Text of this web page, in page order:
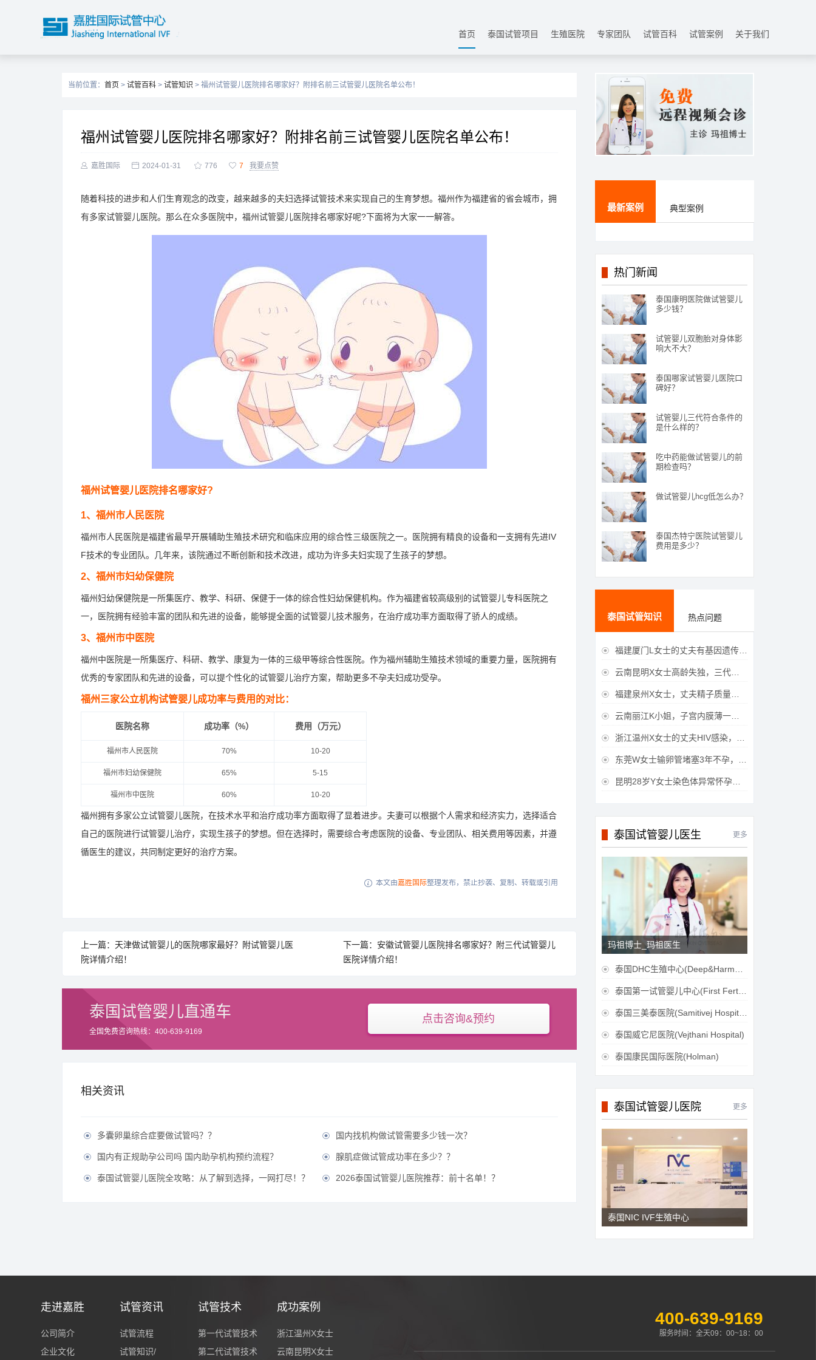
首页 泰国试管项目 生殖医院 专家团队 试管百科 试管案例 关于我们
当前位置： 首页 > 试管百科 > 试管知识 > 福州试管婴儿医院排名哪家好？附排名前三试管婴儿医院名单公布！
福州试管婴儿医院排名哪家好？附排名前三试管婴儿医院名单公布！
 嘉胜国际  2024-01-31  776  7 我要点赞
随着科技的进步和人们生育观念的改变，越来越多的夫妇选择试管技术来实现自己的生育梦想。福州作为福建省的省会城市，拥
有多家试管婴儿医院。那么在众多医院中，福州试管婴儿医院排名哪家好呢?下面将为大家一一解答。
福州试管婴儿医院排名哪家好?
1、福州市人民医院
福州市人民医院是福建省最早开展辅助生殖技术研究和临床应用的综合性三级医院之一。医院拥有精良的设备和一支拥有先进IV
F技术的专业团队。几年来，该院通过不断创新和技术改进，成功为许多夫妇实现了生孩子的梦想。
2、福州市妇幼保健院
福州妇幼保健院是一所集医疗、教学、科研、保健于一体的综合性妇幼保健机构。作为福建省较高级别的试管婴儿专科医院之
一，医院拥有经验丰富的团队和先进的设备，能够提全面的试管婴儿技术服务，在治疗成功率方面取得了骄人的成绩。
3、福州市中医院
福州中医院是一所集医疗、科研、教学、康复为一体的三级甲等综合性医院。作为福州辅助生殖技术领域的重要力量，医院拥有
优秀的专家团队和先进的设备，可以提个性化的试管婴儿治疗方案，帮助更多不孕夫妇成功受孕。
福州三家公立机构试管婴儿成功率与费用的对比：
医院名称 成功率（%） 费用（万元）
福州市人民医院 70% 10-20
福州市妇幼保健院 65% 5-15
福州市中医院 60% 10-20
福州拥有多家公立试管婴儿医院，在技术水平和治疗成功率方面取得了显着进步。夫妻可以根据个人需求和经济实力，选择适合
自己的医院进行试管婴儿治疗，实现生孩子的梦想。但在选择时，需要综合考虑医院的设备、专业团队、相关费用等因素，并遵
循医生的建议，共同制定更好的治疗方案。
 本文由嘉胜国际整理发布，禁止抄袭、复制、转载或引用
上一篇：天津做试管婴儿的医院哪家最好？附试管婴儿医
院详情介绍！
下一篇：安徽试管婴儿医院排名哪家好？附三代试管婴儿
医院详情介绍！
泰国试管婴儿直通车
全国免费咨询热线：400-639-9169
点击咨询&预约
相关资讯
 多囊卵巢综合症要做试管吗？？  国内找机构做试管需要多少钱一次？
 国内有正规助孕公司吗 国内助孕机构预约流程？  腺肌症做试管成功率在多少？？
 泰国试管婴儿医院全攻略：从了解到选择，一网打尽！？  2026泰国试管婴儿医院推荐：前十名单！？
最新案例 典型案例
热门新闻
泰国康明医院做试管婴儿
多少钱？
试管婴儿双胞胎对身体影
响大不大？
泰国哪家试管婴儿医院口
碑好？
试管婴儿三代符合条件的
是什么样的？
吃中药能做试管婴儿的前
期检查吗？
做试管婴儿hcg低怎么办？
泰国杰特宁医院试管婴儿
费用是多少？
泰国试管知识 热点问题
 福建厦门L女士的丈夫有基因遗传疾病，三代试管生育健康宝宝
 云南昆明X女士高龄失独，三代试管助她重获女儿
 福建泉州X女士，丈夫精子质量差，三代试管获得男宝宝
 云南丽江K小姐，子宫内膜薄一直未孕，三代试管一次成功获得
 浙江温州X女士的丈夫HIV感染，三代试管成功获得女宝宝
 东莞W女士输卵管堵塞3年不孕，泰国三代试管喜获
 昆明28岁Y女士染色体异常怀孕难，泰国三代试管成功好孕
泰国试管婴儿医生 更多
玛祖博士_玛祖医生
 泰国DHC生殖中心(Deep&Harmonicare IVF Center)
 泰国第一试管婴儿中心(First Fertilily PGS Center Limitied)
 泰国三美泰医院(Samitivej Hospital)
 泰国威它尼医院(Vejthani Hospital)
 泰国康民国际医院(Holman)
泰国试管婴儿医院 更多
泰国NIC IVF生殖中心
走进嘉胜
公司简介
企业文化
试管资讯
试管流程
试管知识/
试管技术
第一代试管技术
第二代试管技术
成功案例
浙江温州X女士
云南昆明X女士
400-639-9169
服务时间：全天09：00~18：00